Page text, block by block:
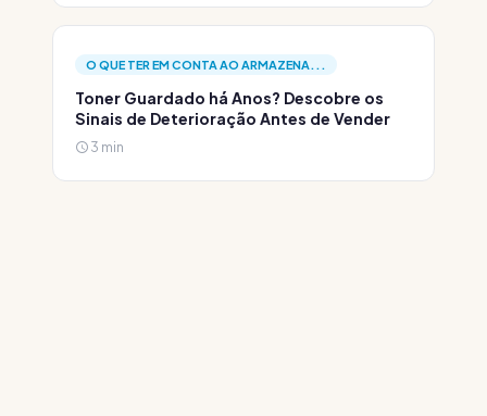
O QUE TER EM CONTA AO ARMAZENA...
Toner Guardado há Anos? Descobre os
Sinais de Deterioração Antes de Vender
3 min